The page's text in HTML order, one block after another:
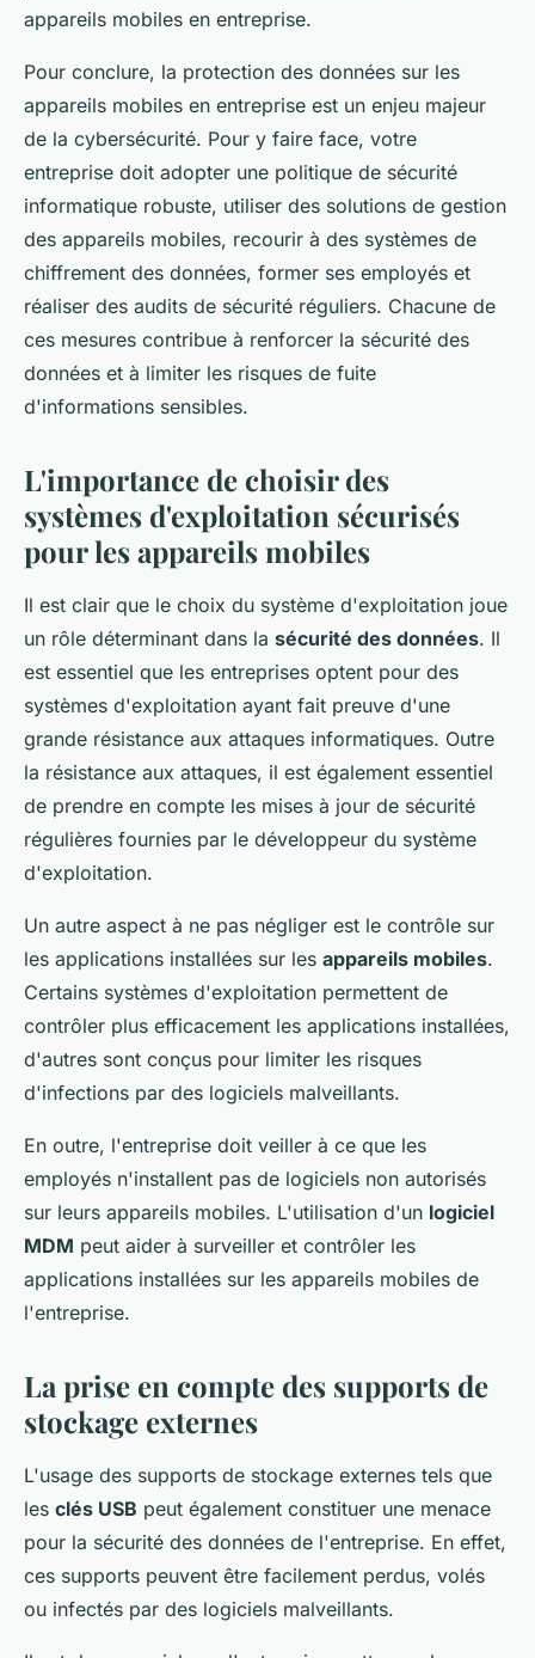
appareils mobiles en entreprise.
Pour conclure, la protection des données sur les
appareils mobiles en entreprise est un enjeu majeur
de la cybersécurité. Pour y faire face, votre
entreprise doit adopter une politique de sécurité
informatique robuste, utiliser des solutions de gestion
des appareils mobiles, recourir à des systèmes de
chiffrement des données, former ses employés et
réaliser des audits de sécurité réguliers. Chacune de
ces mesures contribue à renforcer la sécurité des
données et à limiter les risques de fuite
d'informations sensibles.
L'importance de choisir des
systèmes d'exploitation sécurisés
pour les appareils mobiles
Il est clair que le choix du système d'exploitation joue
un rôle déterminant dans la sécurité des données. Il
est essentiel que les entreprises optent pour des
systèmes d'exploitation ayant fait preuve d'une
grande résistance aux attaques informatiques. Outre
la résistance aux attaques, il est également essentiel
de prendre en compte les mises à jour de sécurité
régulières fournies par le développeur du système
d'exploitation.
Un autre aspect à ne pas négliger est le contrôle sur
les applications installées sur les appareils mobiles.
Certains systèmes d'exploitation permettent de
contrôler plus efficacement les applications installées,
d'autres sont conçus pour limiter les risques
d'infections par des logiciels malveillants.
En outre, l'entreprise doit veiller à ce que les
employés n'installent pas de logiciels non autorisés
sur leurs appareils mobiles. L'utilisation d'un logiciel
MDM peut aider à surveiller et contrôler les
applications installées sur les appareils mobiles de
l'entreprise.
La prise en compte des supports de
stockage externes
L'usage des supports de stockage externes tels que
les clés USB peut également constituer une menace
pour la sécurité des données de l'entreprise. En effet,
ces supports peuvent être facilement perdus, volés
ou infectés par des logiciels malveillants.